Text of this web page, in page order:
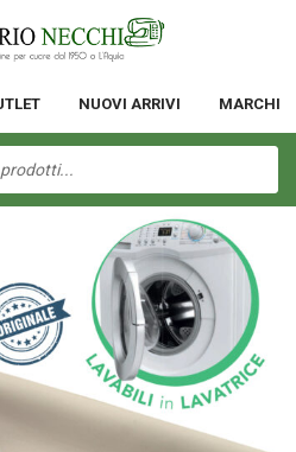
NUOVI ARRIVI MARCHI